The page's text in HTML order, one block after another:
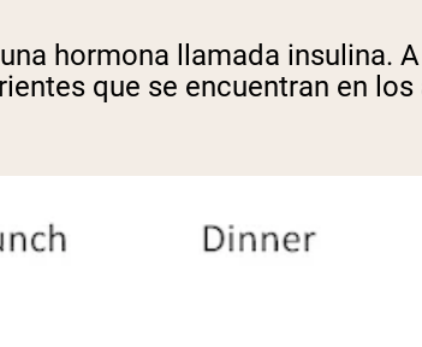
hormona llamada insulina.
que se encuentran en